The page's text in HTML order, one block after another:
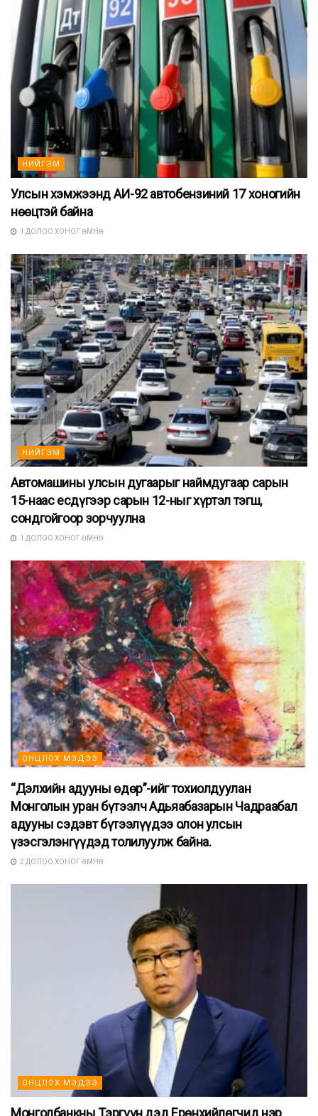
НИЙГЭМ
Улсын хэмжээнд АИ-92 автобензиний 17 хоногийн
нөөцтэй байна
1 ДОЛОО ХОНОГ ӨМНӨ
НИЙГЭМ
Автомашины улсын дугаарыг наймдугаар сарын
15-наас есдүгээр сарын 12-ныг хүртэл тэгш,
сондгойгоор зорчуулна
1 ДОЛОО ХОНОГ ӨМНӨ
ОНЦЛОХ МЭДЭЭ
“Дэлхийн адууны өдөр”-ийг тохиолдуулан
Монголын уран бүтээлч Адьяабазарын Чадраабал
адууны сэдэвт бүтээлүүдээ олон улсын
үзэсгэлэнгүүдэд толилуулж байна.
2 ДОЛОО ХОНОГ ӨМНӨ
ОНЦЛОХ МЭДЭЭ
Монголбанкны Тэргүүн дэд Ерөнхийлөгчид нэр